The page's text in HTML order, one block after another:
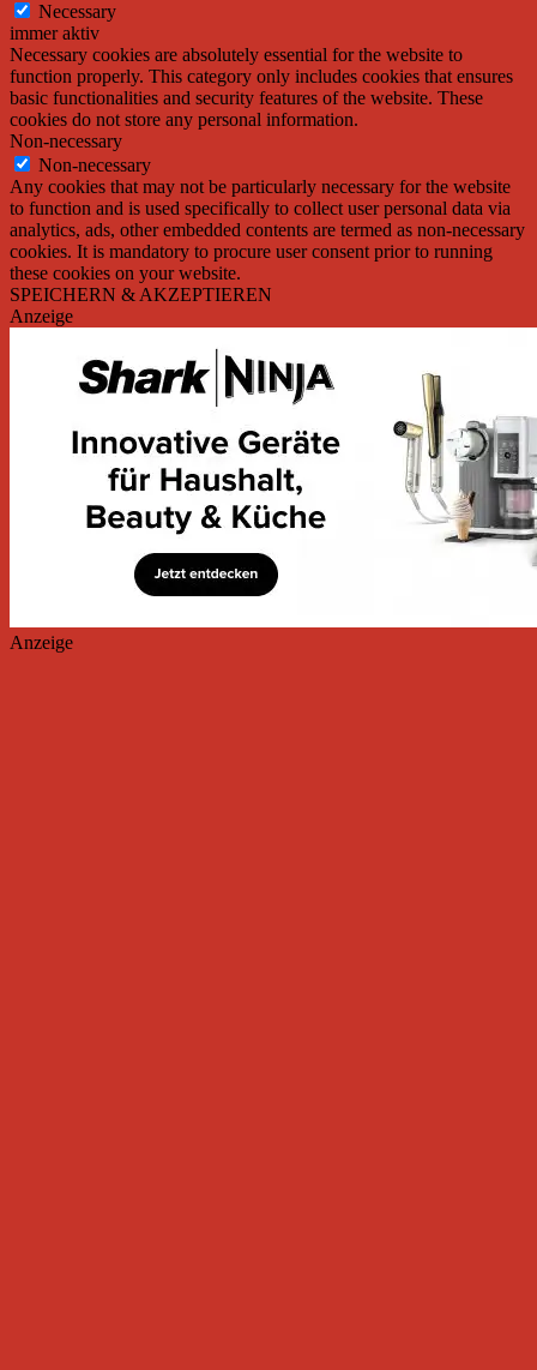
Necessary
immer aktiv
Necessary cookies are absolutely essential for the website to
function properly. This category only includes cookies that ensures
basic functionalities and security features of the website. These
cookies do not store any personal information.
Non-necessary
Non-necessary
Any cookies that may not be particularly necessary for the website
to function and is used specifically to collect user personal data via
analytics, ads, other embedded contents are termed as non-necessary
cookies. It is mandatory to procure user consent prior to running
these cookies on your website.
SPEICHERN & AKZEPTIEREN
Anzeige
Anzeige